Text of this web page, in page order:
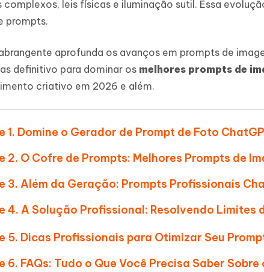
produtos
do iPhone sem PC
Android
Alterar a localização do Android sem
do Android sem PC
AI Writer
com IA
semelhante ao humano
leis físicas e iluminação sutil. Essa
prompts.
aprofunda os avanços em prompts de
definitivo para dominar os melhores prompts de
criativo em 2026 e além.
1. Domine o Gerador de Prompt de Foto
2. O Cofre de Prompts: Melhores Prompts de
3. Além da Geração: Prompts Profissionais
4. A Solução Profissional: Resolvendo Limites
5. Dicas Profissionais para Otimizar Seu
6. FAQs: Tudo o Que Você Precisa Saber